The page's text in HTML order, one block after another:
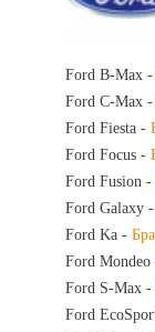
Ford B-Max -
Ford C-Max -
Ford Fiesta -
Ford Focus -
Ford Fusion -
Ford Galaxy -
Ford Ka -
Ford Mondeo
Ford S-Max -
Ford